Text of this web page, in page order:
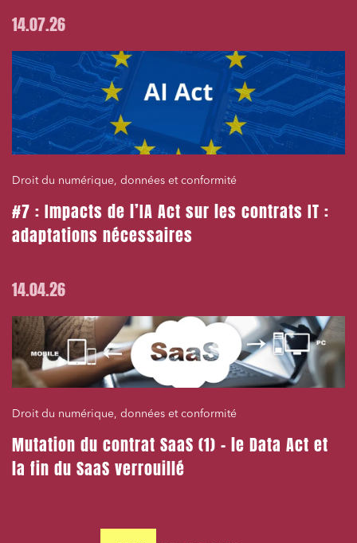
14.07.26
Droit du numérique, données et conformité
#7 : Impacts de l’IA Act sur les contrats IT :
adaptations nécessaires
14.04.26
Droit du numérique, données et conformité
Mutation du contrat SaaS (1) – le Data Act et
la fin du SaaS verrouillé